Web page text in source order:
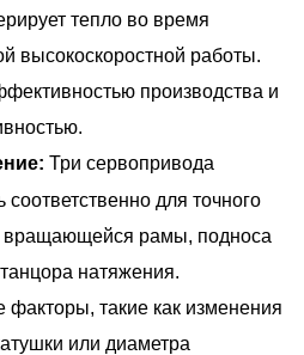
тепло во время
высокоскоростной работы.
производства и
Три сервопривода
для точного
вращающейся рамы, подноса
натяжения.
факторы, такие как изменения
или диаметра